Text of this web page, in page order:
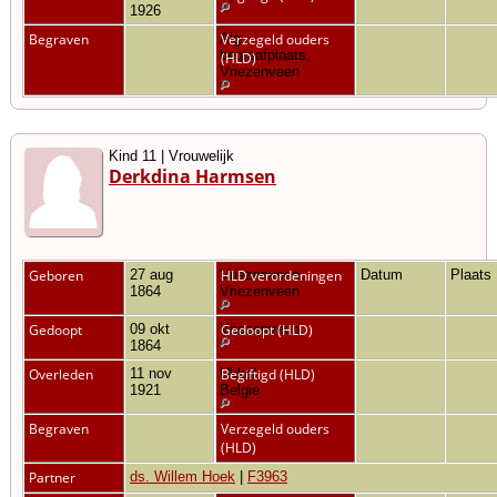
1926
Begraven
Alg.
begraafplaats,
Vriezenveen
Verzegeld ouders
(HLD)
Kind 11 | Vrouwelijk
Derkdina Harmsen
Geboren
27 aug
1864
Vriezenveen,
Vriezenveen
HLD verordeningen Datum Plaats
Gedoopt
09 okt
1864
Vriezenveen
Gedoopt (HLD)
Overleden
11 nov
1921
Ukkel,
Belgie
Begiftigd (HLD)
Begraven
Verzegeld ouders
(HLD)
Partner
ds. Willem Hoek F3963